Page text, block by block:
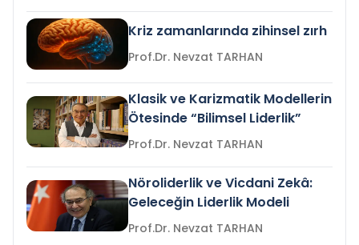
Kriz zamanlarında zihinsel zırh
Prof.Dr. Nevzat TARHAN
Klasik ve Karizmatik Modellerin
Ötesinde “Bilimsel Liderlik”
Prof.Dr. Nevzat TARHAN
Nöroliderlik ve Vicdani Zekâ:
Geleceğin Liderlik Modeli
Prof.Dr. Nevzat TARHAN